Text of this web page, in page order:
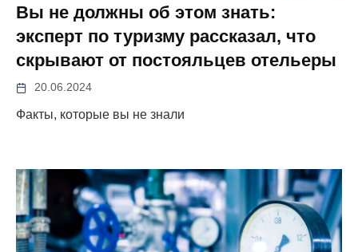
Вы не должны об этом знать:
эксперт по туризму рассказал, что
скрывают от постояльцев отельеры
20.06.2024
Факты, которые вы не знали